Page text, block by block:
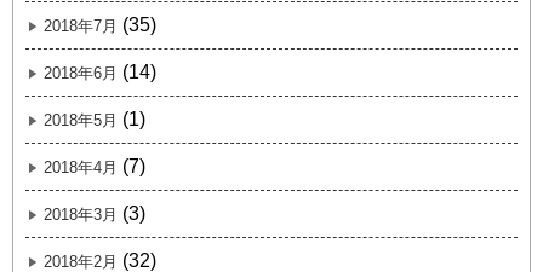
2018年7月 (35)
2018年6月 (14)
2018年5月 (1)
2018年4月 (7)
2018年3月 (3)
2018年2月 (32)